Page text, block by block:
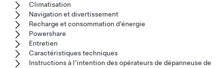
Climatisation
Navigation et divertissement
Recharge et consommation d’énergie
Powershare
Entretien
Caractéristiques techniques
Instructions à l’intention des opérateurs de dépanneuse de